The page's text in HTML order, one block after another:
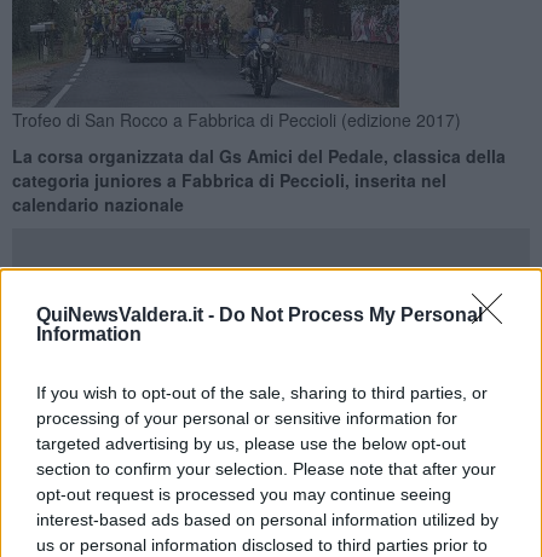
QuiNewsValdera.it - Do Not Process My Personal
Information
If you wish to opt-out of the sale, sharing to third parties, or
processing of your personal or sensitive information for
targeted advertising by us, please use the below opt-out
section to confirm your selection. Please note that after your
opt-out request is processed you may continue seeing
interest-based ads based on personal information utilized by
us or personal information disclosed to third parties prior to
Trofeo di San Rocco a Fabbrica di Peccioli (edizione 2017)
La corsa organizzata dal Gs Amici del Pedale, classica della
categoria juniores a Fabbrica di Peccioli, inserita nel
calendario nazionale
quest’anno nel calendario nazionale. La corsa ciclistica, vetrina di
prestigio per la categoria juniores organizzata dalGruppo
sportivo Amici del Pedale, nel 2020 venne annullata a causa
della pandemia e nel 2021 si svolse a carattere regionale. Ora il
nuovo appuntamento nazionale, fissato per il25 Settembre 2022
Un risultato che si deve alla passione e all'impegno degli
organizzatori, a cominciare dal presidente degli Amici del Pedale